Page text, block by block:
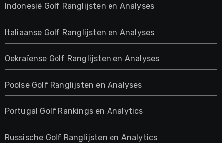
Indonesië Golf Ranglijsten en Analyses
Italiaanse Golf Ranglijsten en Analyses
Oekraïense Golf Ranglijsten en Analyses
Poolse Golf Ranglijsten en Analyses
Portugal Golf Rankings en Analytics
Russische Golf Ranglijsten en Analytics